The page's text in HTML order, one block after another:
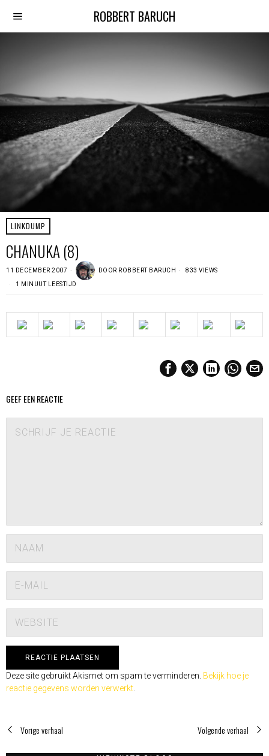
ROBBERT BARUCH
LINKDUMP
CHANUKA (8)
11 DECEMBER 2007 DOOR ROBBERT BARUCH 833 VIEWS
1 MINUUT LEESTIJD
GEEF EEN REACTIE
Deze site gebruikt Akismet om spam te verminderen. Bekijk hoe je
reactie gegevens worden verwerkt
Vorige verhaal Volgende verhaal